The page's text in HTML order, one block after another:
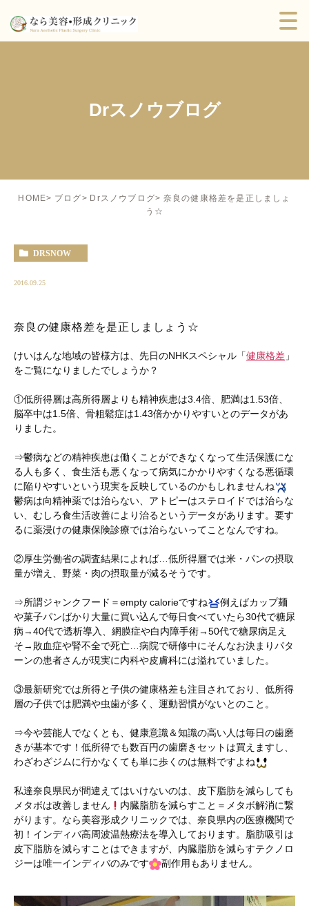
Drスノウブログ
HOME ブログ Drスノウブログ
奈良の健康格差を是正しましょ
う☆
DRSNOW
2016.09.25
奈良の健康格差を是正しましょう☆
けいはんな地域の皆様方は、先日のNHKスペシャル「健康格差 」
をご覧になりましたでしょうか？
①低所得層は高所得層よりも精神疾患は3.4倍、肥満は1.53倍、
脳卒中は1.5倍、骨粗鬆症は1.43倍かかりやすいとのデータがあ
りました。
⇒鬱病などの精神疾患は働くことができなくなって生活保護にな
る人も多く、食生活も悪くなって病気にかかりやすくなる悪循環
に陥りやすいという現実を反映しているのかもしれませんね
鬱病は向精神薬では治らない、アトピーはステロイドでは治らな
い、むしろ食生活改善により治るというデータがあります。要す
るに薬浸けの健康保険診療では治らないってことなんですね。
②厚生労働省の調査結果によれば…低所得層では米・パンの摂取
量が増え、野菜・肉の摂取量が減るそうです。
⇒所謂ジャンクフード＝empty calorieですね
例えばカップ麺
や菓子パンばかり大量に買い込んで毎日食べていたら30代で糖尿
病→40代で透析導入、網膜症や白内障手術→50代で糖尿病足え
そ→敗血症や腎不全で死亡…病院で研修中にそんなお決まりパタ
ーンの患者さんが現実に内科や皮膚科には溢れていました。
③最新研究では所得と子供の健康格差も注目されており、低所得
層の子供では肥満や虫歯が多く、運動習慣がないとのこと。
⇒今や芸能人でなくとも、健康意識＆知識の高い人は毎日の歯磨
きが基本です！低所得でも数百円の歯磨きセットは買えますし、
わざわざジムに行かなくても単に歩くのは無料ですよね
私達奈良県民が間違えてはいけないのは、皮下脂肪を減らしても
メタボは改善しません
内臓脂肪を減らすこと＝メタボ解消に繋
がります。なら美容形成クリニックでは、奈良県内の医療機関で
初！インディバ高周波温熱療法を導入しております。脂肪吸引は
皮下脂肪を減らすことはできますが、内臓脂肪を減らすテクノロ
ジーは唯一インディバのみです
副作用もありません。